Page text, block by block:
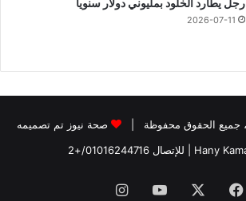
رجل يطارد الخلود بمليوني دولار سنويا
2026-07-11
صحة نيوز تم تصميمه
| للإتصال 01016244716/+2
فيسبوك ‫YouTube